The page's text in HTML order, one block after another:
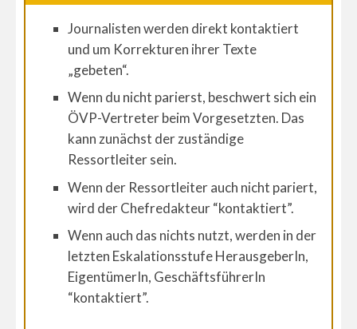
Journalisten werden direkt kontaktiert
und um Korrekturen ihrer Texte
„gebeten“.
Wenn du nicht parierst, beschwert sich ein
ÖVP-Vertreter beim Vorgesetzten. Das
kann zunächst der zuständige
Ressortleiter sein.
Wenn der Ressortleiter auch nicht pariert,
wird der Chefredakteur “kontaktiert”.
Wenn auch das nichts nutzt, werden in der
letzten Eskalationsstufe HerausgeberIn,
EigentümerIn, GeschäftsführerIn
“kontaktiert”.